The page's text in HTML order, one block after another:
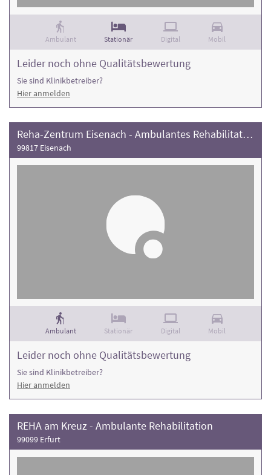
Ambulant Stationär Digital Mobil
Leider noch ohne Qualitätsbewertung
Sie sind Klinikbetreiber?
Hier anmelden
Reha-Zentrum Eisenach - Ambulantes Rehabilitationszentrum
99817 Eisenach
Ambulant Stationär Digital Mobil
Leider noch ohne Qualitätsbewertung
Sie sind Klinikbetreiber?
Hier anmelden
REHA am Kreuz - Ambulante Rehabilitation
99099 Erfurt